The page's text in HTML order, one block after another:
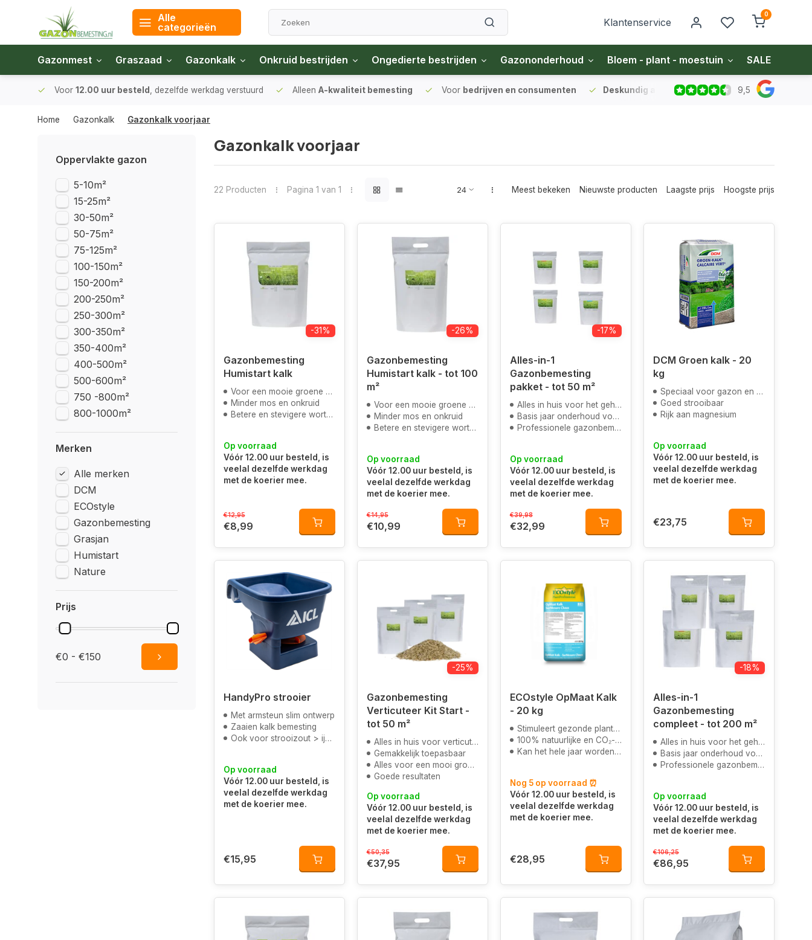
Alle
categorieën
Klantenservice
0
Gazonmest Graszaad Gazonkalk Onkruid bestrijden Ongedierte bestrijden Gazononderhoud Bloem - plant - moestuin SALE
Voor 12.00 uur besteld , dezelfde werkdag verstuurd Alleen A-kwaliteit bemesting Voor bedrijven en consumenten Deskundig adviesvoor gazon en bodem
9,5
Home Gazonkalk Gazonkalk voorjaar
Oppervlakte gazon
5-10m²
15-25m²
30-50m²
50-75m²
75-125m²
100-150m²
150-200m²
200-250m²
250-300m²
300-350m²
350-400m²
400-500m²
500-600m²
750 -800m²
800-1000m²
Merken
Alle merken
DCM
ECOstyle
Gazonbemesting
Grasjan
Humistart
Nature
Prijs
€0 - €150
Gazonkalk voorjaar
22 Producten Pagina 1 van 1 Meest bekeken Nieuwste producten Laagste prijs Hoogste prijs
-31%
Gazonbemesting
Humistart kalk
Voor een mooie groene kleur door magnesium
Minder mos en onkruid
Betere en stevigere wortels
Op voorraad
Vóór 12.00 uur besteld, is
veelal dezelfde werkdag
met de koerier mee.
€12,95
€8,99
-26%
Gazonbemesting
Humistart kalk - tot 100
m²
Voor een mooie groene kleur door magnesium
Minder mos en onkruid
Betere en stevigere wortels
Op voorraad
Vóór 12.00 uur besteld, is
veelal dezelfde werkdag
met de koerier mee.
€14,95
€10,99
-17%
Alles-in-1
Gazonbemesting
pakket - tot 50 m²
Alles in huis voor het gehele jaar
Basis jaar onderhoud voor het gazon
Professionele gazonbemesting
Op voorraad
Vóór 12.00 uur besteld, is
veelal dezelfde werkdag
met de koerier mee.
€39,98
€32,99
DCM Groen kalk - 20
kg
Speciaal voor gazon en siertuin
Goed strooibaar
Rijk aan magnesium
Op voorraad
Vóór 12.00 uur besteld, is
veelal dezelfde werkdag
met de koerier mee.
€23,75
HandyPro strooier
Met armsteun slim ontwerp
Zaaien kalk bemesting
Ook voor strooizout > ijsvrij
Op voorraad
Vóór 12.00 uur besteld, is
veelal dezelfde werkdag
met de koerier mee.
€15,95
-25%
Gazonbemesting
Verticuteer Kit Start -
tot 50 m²
Alles in huis voor verticuteren
Gemakkelijk toepasbaar
Alles voor een mooi groen gazon
Goede resultaten
Op voorraad
Vóór 12.00 uur besteld, is
veelal dezelfde werkdag
met de koerier mee.
€50,35
€37,95
ECOstyle OpMaat Kalk
- 20 kg
Stimuleert gezonde plantengroei
100% natuurlijke en CO₂-neutrale kalk
Kan het hele jaar worden gebruikt
Nog 5 op voorraad ⏰
Vóór 12.00 uur besteld, is
veelal dezelfde werkdag
met de koerier mee.
€28,95
-18%
Alles-in-1
Gazonbemesting
compleet - tot 200 m²
Alles in huis voor het gehele jaar
Basis jaar onderhoud voor het gazon
Professionele gazonbemesting
Op voorraad
Vóór 12.00 uur besteld, is
veelal dezelfde werkdag
met de koerier mee.
€106,25
€86,95